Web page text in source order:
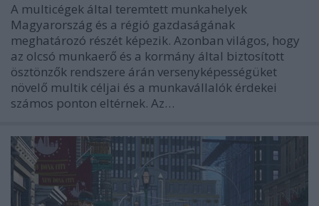
A multicégek által teremtett munkahelyek
Magyarország és a régió gazdaságának
meghatározó részét képezik. Azonban világos, hogy
az olcsó munkaerő és a kormány által biztosított
ösztönzők rendszere árán versenyképességüket
növelő multik céljai és a munkavállalók érdekei
számos ponton eltérnek. Az…